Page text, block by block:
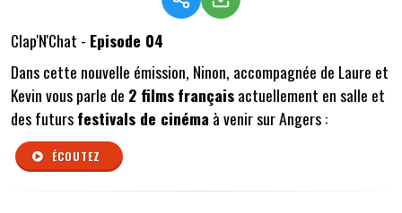
Clap'N'Chat - Episode 04
Dans cette nouvelle émission, Ninon, accompagnée de Laure et
Kevin vous parle de 2 filmsfrançaisactuellement en salle et
des futursfestivals de cinéma à venir sur Angers :
ÉCOUTEZ